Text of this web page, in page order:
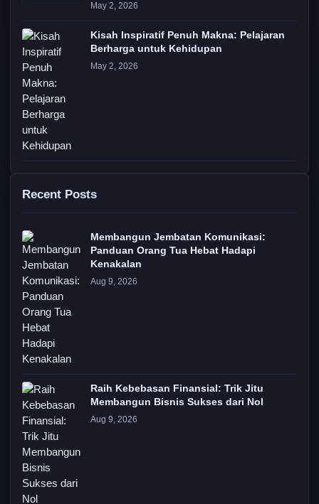
May 2, 2026
Kisah Inspiratif Penuh Makna: Pelajaran
Berharga untuk Kehidupan
May 2, 2026
Recent Posts
Membangun Jembatan Komunikasi:
Panduan Orang Tua Hebat Hadapi
Kenakalan
Aug 9, 2026
Raih Kebebasan Finansial: Trik Jitu
Membangun Bisnis Sukses dari Nol
Aug 9, 2026